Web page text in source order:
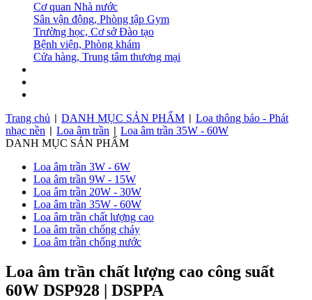
Cơ quan Nhà nước
Sân vận động, Phòng tập Gym
Trường học, Cơ sở Đào tạo
Bệnh viện, Phòng khám
Cửa hàng, Trung tâm thương mại
Trang chủ
DANH MỤC SẢN PHẨM
Loa thông báo - Phát
nhạc nền
Loa âm trần
Loa âm trần 35W - 60W
DANH MỤC SẢN PHẨM
Loa âm trần 3W - 6W
Loa âm trần 9W - 15W
Loa âm trần 20W - 30W
Loa âm trần 35W - 60W
Loa âm trần chất lượng cao
Loa âm trần chống cháy
Loa âm trần chống nước
Loa âm trần chất lượng cao công suất
60W DSP928 | DSPPA